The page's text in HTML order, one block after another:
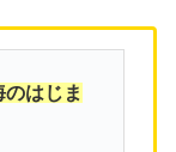
はじま